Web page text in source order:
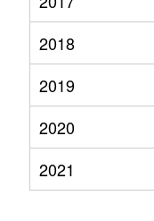
2018
2019
2020
2021